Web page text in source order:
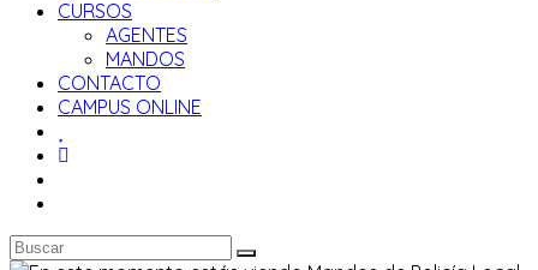
CURSOS
AGENTES
MANDOS
CONTACTO
CAMPUS ONLINE